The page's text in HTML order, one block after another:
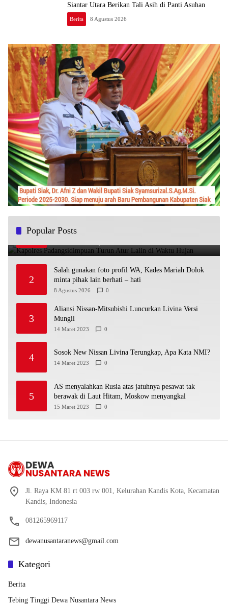
Siantar Utara Berikan Tali Asih di Panti Asuhan
Berita 8 Agustus 2026
Popular Posts
1
Hujan
2
Salah gunakan foto profil WA, Kades Mariah Dolok
minta pihak lain berhati – hati
8 Agustus 2026 0
3
Aliansi Nissan-Mitsubishi Luncurkan Livina Versi
Mungil
14 Maret 2023 0
4 Sosok New Nissan Livina Terungkap, Apa Kata NMI?
14 Maret 2023 0
5
AS menyalahkan Rusia atas jatuhnya pesawat tak
berawak di Laut Hitam, Moskow menyangkal
15 Maret 2023 0
Jl. Raya KM 81 rt 003 rw 001, Kelurahan Kandis Kota, Kecamatan
Kandis, Indonesia
081265969117
dewanusantaranews@gmail.com
Kategori
Berita
Tebing Tinggi Dewa Nusantara News